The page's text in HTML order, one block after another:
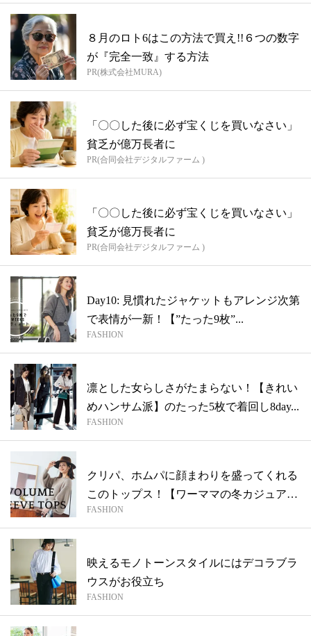
８月のロト6はこの方法で買え!!６つの数字
が『完全一致』する方法
PR(株式会社MURA)
「〇〇した後に必ず宝くじを買いなさい」
貧乏が億万長者に
PR(合同会社デジタルファーム )
「〇〇した後に必ず宝くじを買いなさい」
貧乏が億万長者に
PR(合同会社デジタルファーム )
Day10: 見慣れたジャケットもアレンジ次第
で表情が一新！【”たった9枚”...
FASHION
凛とした女らしさがたまらない！【きれい
めハンサム派】のたった5枚で着回し8day...
FASHION
クリパ、ホムパに顔まわりを盛ってくれる
このトップス！【ワーママの冬カジュア
ル】
FASHION
映えるモノトーンスタイルにはデコラブラ
ウスがお役立ち
FASHION